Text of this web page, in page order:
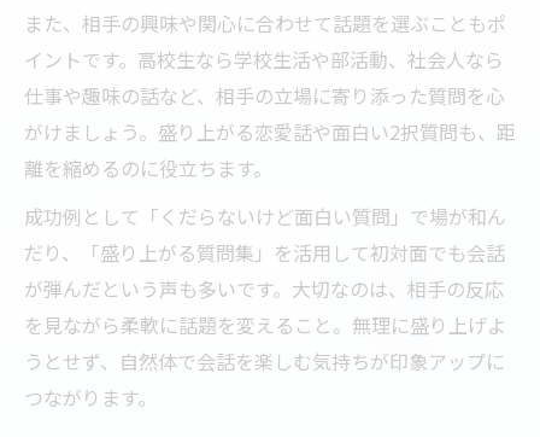
また、相手の興味や関心に合わせて話題を選ぶこともポ
イントです。高校生なら学校生活や部活動、社会人なら
仕事や趣味の話など、相手の立場に寄り添った質問を心
がけましょう。盛り上がる恋愛話や面白い2択質問も、距
離を縮めるのに役立ちます。
成功例として「くだらないけど面白い質問」で場が和ん
だり、「盛り上がる質問集」を活用して初対面でも会話
が弾んだという声も多いです。大切なのは、相手の反応
を見ながら柔軟に話題を変えること。無理に盛り上げよ
うとせず、自然体で会話を楽しむ気持ちが印象アップに
つながります。